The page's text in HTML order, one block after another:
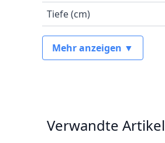
Tiefe (cm)
Mehr anzeigen ▼
Verwandte Artikel